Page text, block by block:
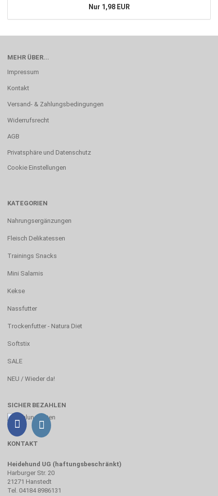
Nur 1,98 EUR
MEHR ÜBER...
Impressum
Kontakt
Versand- & Zahlungsbedingungen
Widerrufsrecht
AGB
Privatsphäre und Datenschutz
Cookie Einstellungen
KATEGORIEN
Nahrungsergänzungen
Fleisch Delikatessen
Trainings Snacks
Mini Salamis
Kekse
Nassfutter
Trockenfutter - Natura Diet
Softstix
SALE
NEU / Wieder da!
SICHER BEZAHLEN
KONTAKT
Heidehund UG (haftungsbeschränkt)
Harburger Str. 20
21271 Hanstedt
Tel. 04184 8986131